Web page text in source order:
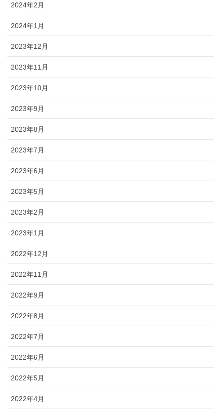
2024年2月
2024年1月
2023年12月
2023年11月
2023年10月
2023年9月
2023年8月
2023年7月
2023年6月
2023年5月
2023年2月
2023年1月
2022年12月
2022年11月
2022年9月
2022年8月
2022年7月
2022年6月
2022年5月
2022年4月